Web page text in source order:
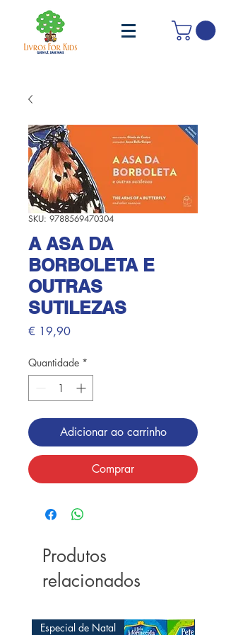
SKU: 9788569470304
A ASA DA
BORBOLETA E
OUTRAS
SUTILEZAS
€ 19,90Preço
Quantidade *
Adicionar ao carrinho
Comprar
Produtos
relacionados
Especial de Natal